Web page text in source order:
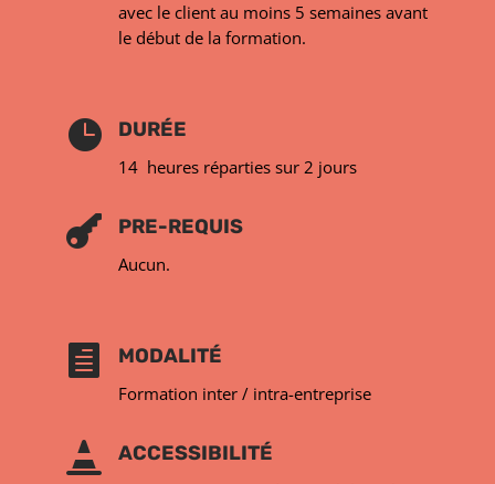
avec le client au moins 5 semaines avant
le début de la formation.
 DURÉE
14 heures réparties sur 2 jours
 PRE-REQUIS
Aucun.
 MODALITÉ
Formation inter / intra-entreprise
 ACCESSIBILITÉ